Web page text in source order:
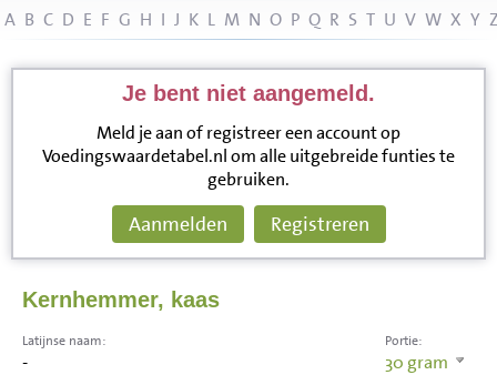
A B C D E F G H I J K L M N O P Q R S T U V W X Y
Je bent niet aangemeld.
Meld je aan of registreer een account op
Voedingswaardetabel.nl om alle uitgebreide funties te
gebruiken.
Aanmelden Registreren
Kernhemmer, kaas
Portie:
30 gram
Latijnse naam:
-